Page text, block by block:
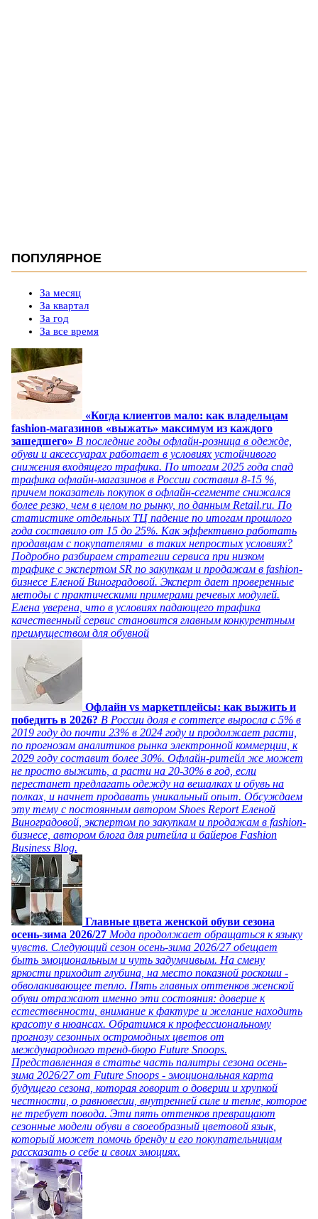
ПОПУЛЯРНОЕ
За месяц
За квартал
За год
За все время
«Когда клиентов мало: как владельцам
fashion-магазинов «выжать» максимум из каждого
зашедшего» В последние годы офлайн-розница в одежде,
обуви и аксессуарах работает в условиях устойчивого
снижения входящего трафика. По итогам 2025 года спад
трафика офлайн-магазинов в России составил 8-15 %,
причем показатель покупок в офлайн-сегменте снижался
более резко, чем в целом по рынку, по данным Retail.ru. По
статистике отдельных ТЦ падение по итогам прошлого
года составило от 15 до 25%. Как эффективно работать
продавцам с покупателями в таких непростых условиях?
Подробно разбираем стратегии сервиса при низком
трафике с экспертом SR по закупкам и продажам в fashion-
бизнесе Еленой Виноградовой. Эксперт дает проверенные
методы с практическими примерами речевых модулей.
Елена уверена, что в условиях падающего трафика
качественный сервис становится главным конкурентным
преимуществом для обувной
Офлайн vs маркетплейсы: как выжить и
победить в 2026? В России доля e commerce выросла с 5% в
2019 году до почти 23% в 2024 году и продолжает расти,
по прогнозам аналитиков рынка электронной коммерции, к
2029 году составит более 30%. Офлайн-ритейл же может
не просто выжить, а расти на 20-30% в год, если
перестанет предлагать одежду на вешалках и обувь на
полках, и начнет продавать уникальный опыт. Обсуждаем
эту тему с постоянным автором Shoes Report Еленой
Виноградовой, экспертом по закупкам и продажам в fashion-
бизнесе, автором блога для ритейла и байеров Fashion
Business Blog.
Главные цвета женской обуви сезона
осень-зима 2026/27 Мода продолжает обращаться к языку
чувств. Следующий сезон осень-зима 2026/27 обещает
быть эмоциональным и чуть задумчивым. На смену
яркости приходит глубина, на место показной роскоши -
обволакивающее тепло. Пять главных оттенков женской
обуви отражают именно эти состояния: доверие к
естественности, внимание к фактуре и желание находить
красоту в нюансах. Обратимся к профессиональному
прогнозу сезонных остромодных цветов от
международного тренд-бюро Future Snoops.
Представленная в статье часть палитры сезона осень-
зима 2026/27 от Future Snoops - эмоциональная карта
будущего сезона, которая говорит о доверии и хрупкой
честности, о равновесии, внутренней силе и тепле, которое
не требует повода. Эти пять оттенков превращают
сезонные модели обуви в своеобразный цветовой язык,
который может помочь бренду и его покупательницам
рассказать о себе и своих эмоциях.